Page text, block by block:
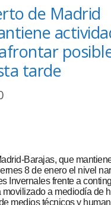
de Madrid
tarde
Barajas, que
8 de enero el nivel
Invernales frente a
movilizado a mediodía de
medios técnicos y